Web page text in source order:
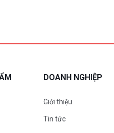
DOANH NGHIỆP
Giới thiệu
Tin tức